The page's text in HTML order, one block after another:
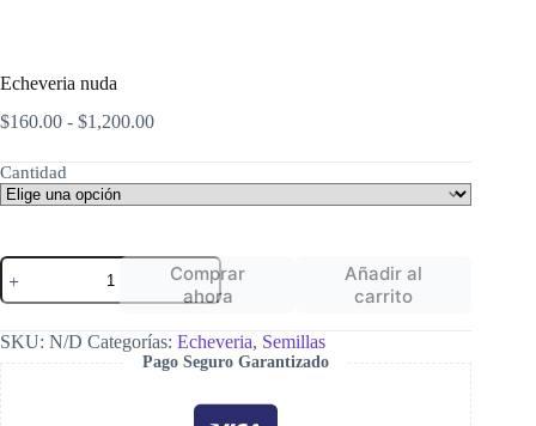
Echeveria nuda
$160.00 - $1,200.00Rango
precios:
desde
$160.00
Cantidad
Echeveria
nuda
cantidad
Comprar
ahora
Añadir al
carrito
SKU: N/D Categorías: Echeveria, Semillas
Pago Seguro Garantizado